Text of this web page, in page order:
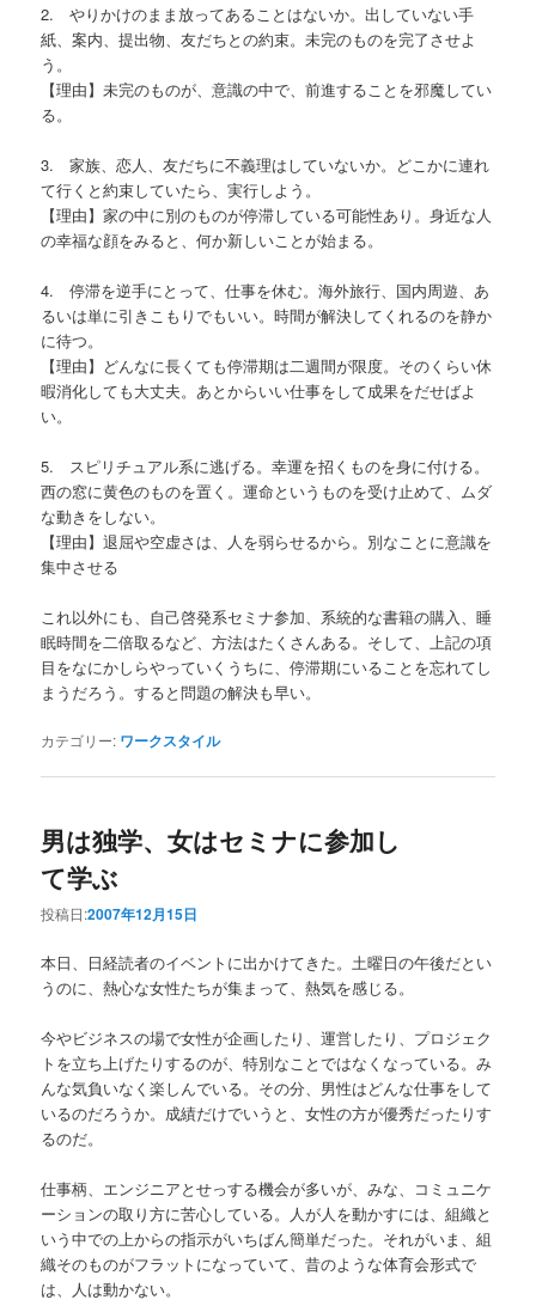
2. やりかけのまま放ってあることはないか。出していない手
紙、案内、提出物、友だちとの約束。未完のものを完了させよ
う。
【理由】未完のものが、意識の中で、前進することを邪魔してい
る。
3. 家族、恋人、友だちに不義理はしていないか。どこかに連れ
て行くと約束していたら、実行しよう。
【理由】家の中に別のものが停滞している可能性あり。身近な人
の幸福な顔をみると、何か新しいことが始まる。
4. 停滞を逆手にとって、仕事を休む。海外旅行、国内周遊、あ
るいは単に引きこもりでもいい。時間が解決してくれるのを静か
に待つ。
【理由】どんなに長くても停滞期は二週間が限度。そのくらい休
暇消化しても大丈夫。あとからいい仕事をして成果をだせばよ
い。
5. スピリチュアル系に逃げる。幸運を招くものを身に付ける。
西の窓に黄色のものを置く。運命というものを受け止めて、ムダ
な動きをしない。
【理由】退屈や空虚さは、人を弱らせるから。別なことに意識を
集中させる
これ以外にも、自己啓発系セミナ参加、系統的な書籍の購入、睡
眠時間を二倍取るなど、方法はたくさんある。そして、上記の項
目をなにかしらやっていくうちに、停滞期にいることを忘れてし
まうだろう。すると問題の解決も早い。
カテゴリー: ワークスタイル
男は独学、女はセミナに参加し
て学ぶ
投稿日:2007年12月15日
本日、日経読者のイベントに出かけてきた。土曜日の午後だとい
うのに、熱心な女性たちが集まって、熱気を感じる。
今やビジネスの場で女性が企画したり、運営したり、プロジェク
トを立ち上げたりするのが、特別なことではなくなっている。み
んな気負いなく楽しんでいる。その分、男性はどんな仕事をして
いるのだろうか。成績だけでいうと、女性の方が優秀だったりす
るのだ。
仕事柄、エンジニアとせっする機会が多いが、みな、コミュニケ
ーションの取り方に苦心している。人が人を動かすには、組織と
いう中での上からの指示がいちばん簡単だった。それがいま、組
織そのものがフラットになっていて、昔のような体育会形式で
は、人は動かない。